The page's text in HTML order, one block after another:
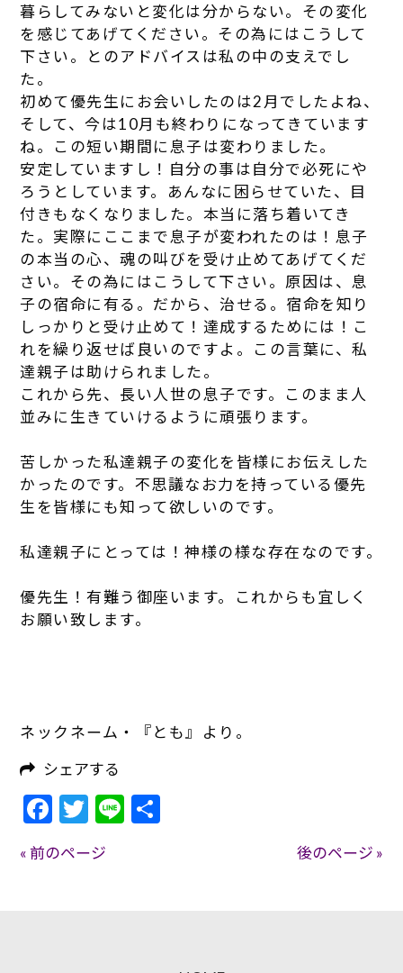
暮らしてみないと変化は分からない。その変化
を感じてあげてください。その為にはこうして
下さい。とのアドバイスは私の中の支えでし
た。
初めて優先生にお会いしたのは2月でしたよね、
そして、今は10月も終わりになってきています
ね。この短い期間に息子は変わりました。
安定していますし！自分の事は自分で必死にや
ろうとしています。あんなに困らせていた、目
付きもなくなりました。本当に落ち着いてき
た。実際にここまで息子が変われたのは！息子
の本当の心、魂の叫びを受け止めてあげてくだ
さい。その為にはこうして下さい。原因は、息
子の宿命に有る。だから、治せる。宿命を知り
しっかりと受け止めて！達成するためには！こ
れを繰り返せば良いのですよ。この言葉に、私
達親子は助けられました。
これから先、長い人世の息子です。このまま人
並みに生きていけるように頑張ります。
苦しかった私達親子の変化を皆様にお伝えした
かったのです。不思議なお力を持っている優先
生を皆様にも知って欲しいのです。
私達親子にとっては！神様の様な存在なのです。
優先生！有難う御座います。これからも宜しく
お願い致します。
ネックネーム・『とも』より。
シェアする
Facebook
Twitter
Line
« 前のページ 後のページ »